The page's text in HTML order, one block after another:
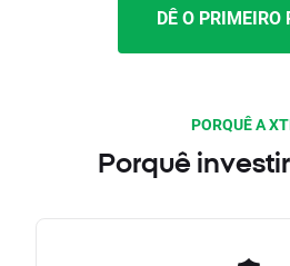
DÊ O PRIMEIRO
PORQUÊ A
Porquê